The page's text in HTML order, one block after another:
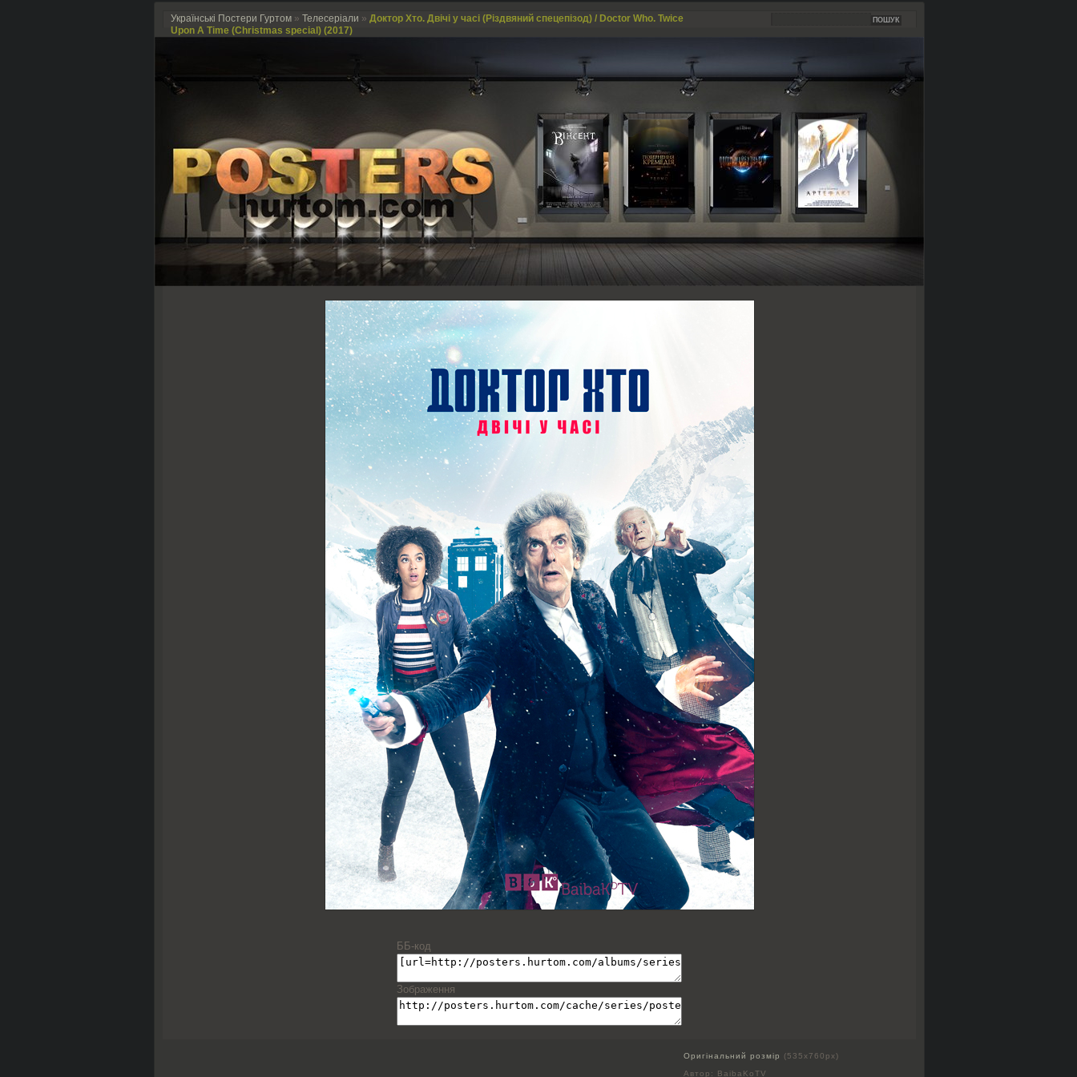
Українські Постери Гуртом » Телесеріали » Доктор Хто. Двічі у часі (Різдвяний спецепізод) / Doctor Who. Twice
Upon A Time (Christmas special) (2017)
ББ-код
Зображення
Оригінальний розмір
(535x760px)
Автор: BaibaKoTV